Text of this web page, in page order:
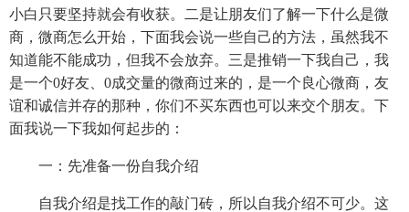
小白只要坚持就会有收获。二是让朋友们了解一下什么是微
商，微商怎么开始，下面我会说一些自己的方法，虽然我不
知道能不能成功，但我不会放弃。三是推销一下我自己，我
是一个0好友、0成交量的微商过来的，是一个良心微商，友
谊和诚信并存的那种，你们不买东西也可以来交个朋友。下
面我说一下我如何起步的：
一：先准备一份自我介绍
自我介绍是找工作的敲门砖，所以自我介绍不可少。这